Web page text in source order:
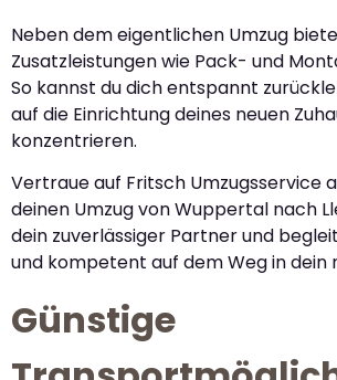
Neben dem eigentlichen Umzug
Zusatzleistungen wie Pack- und
So kannst du dich entspannt
auf die Einrichtung deines neuen
konzentrieren.
Vertraue auf Fritsch Umzugsservice
deinen Umzug von Wuppertal nach
dein zuverlässiger Partner und
und kompetent auf dem Weg in dein
Günstige